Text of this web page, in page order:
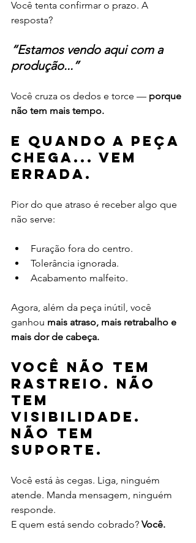
Você tenta confirmar o prazo. A
resposta?
“Estamos vendo aqui com a
produção...”
Você cruza os dedos e torce — porque
não tem mais tempo.
E quando a peça
chega... vem
errada.
Pior do que atraso é receber algo que
não serve:
Furação fora do centro.
Tolerância ignorada.
Acabamento malfeito.
Agora, além da peça inútil, você
ganhou mais atraso, mais retrabalho e
mais dor de cabeça.
Você não tem
rastreio. Não
tem
visibilidade.
Não tem
suporte.
Você está às cegas. Liga, ninguém
atende. Manda mensagem, ninguém
responde.
E quem está sendo cobrado? Você.